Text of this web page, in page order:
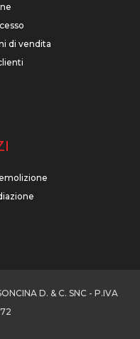
di vendita
D. & C. SNC - P.IVA